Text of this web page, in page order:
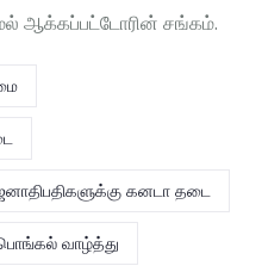
ஆக்கப்பட்டோரின் சங்கம்.
கனடா தடை
வாழ்த்து